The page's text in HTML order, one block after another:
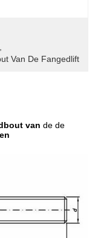
Van De Fangedlift
van de de